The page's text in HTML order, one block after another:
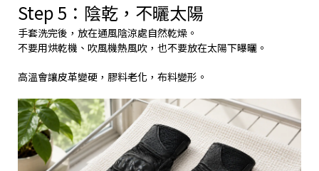
Step 5：陰乾，不曬太陽
手套洗完後，放在通風陰涼處自然乾燥。
不要用烘乾機、吹風機熱風吹，也不要放在太陽下曝曬。
高溫會讓皮革變硬，膠料老化，布料變形。